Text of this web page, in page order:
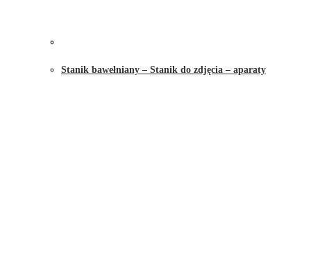
Stanik bawełniany – Stanik do zdjęcia – aparaty